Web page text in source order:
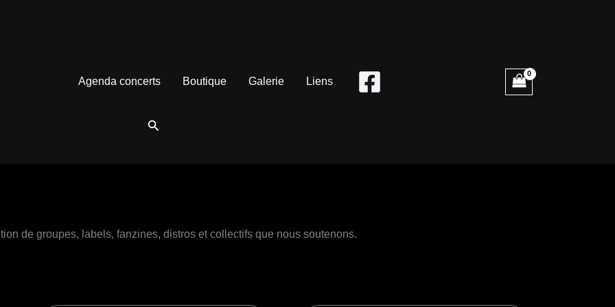
Agenda concerts Boutique Galerie Liens
Rechercher
de groupes, labels, fanzines, distros et collectifs que nous soutenons.